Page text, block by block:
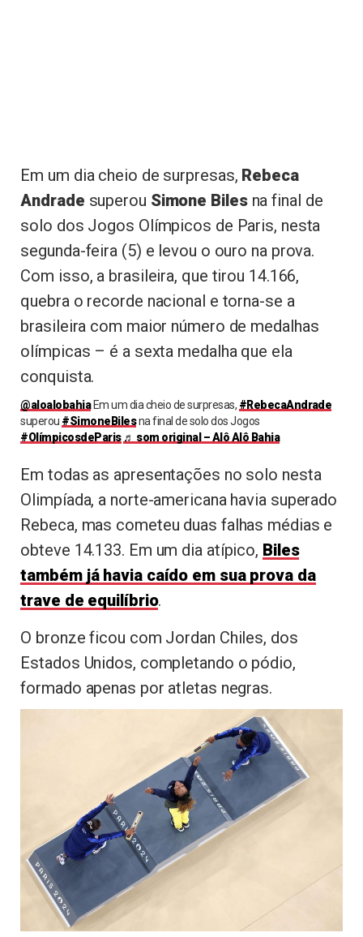
Em um dia cheio de surpresas, Rebeca
Andrade superou Simone Bilesna final de
solo dos Jogos Olímpicos de Paris, nesta
segunda-feira (5) e levou o ouro na prova.
Com isso, a brasileira, que tirou 14.166,
quebra o recorde nacional e torna-se a
brasileira com maior número de medalhas
olímpicas – é a sexta medalha que ela
conquista.
@aloalobahiaEm um dia cheio de surpresas, #RebecaAndrade
superou #SimoneBilesna final de solo dos Jogos
#OlímpicosdeParis ♬ som original – Alô Alô Bahia
Em todas as apresentações no solo nesta
Olimpíada, a norte-americana havia superado
Rebeca, mas cometeu duas falhas médias e
obteve 14.133. Em um dia atípico, Biles
também já havia caído em sua prova da
trave de equilíbrio.
O bronze ficou com Jordan Chiles, dos
Estados Unidos, completando o pódio,
formado apenas por atletas negras.